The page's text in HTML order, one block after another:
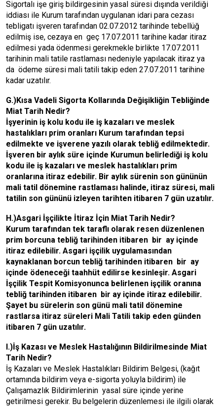
Sigortalı işe giriş bildirgesinin yasal süresi dışında verildiği
iddiası ile Kurum tarafından uygulanan idari para cezası
tebligatı işveren tarafından 02.07.2012 tarihinde tebellüğ
edilmiş ise, cezaya en geç 17.07.2011 tarihine kadar itiraz
edilmesi yada ödenmesi gerekmekle birlikte 17.07.2011
tarihinin mali tatile rastlaması nedeniyle yapılacak itiraz ya
da ödeme süresi mali tatili takip eden 27.07.2011 tarihine
kadar uzatılır.
G.)Kısa Vadeli Sigorta Kollarında Değişikliğin Tebliğinde
Miat Tarih Nedir?
İşyerinin iş kolu kodu ile iş kazaları ve meslek
hastalıkları prim oranları Kurum tarafından tepsi
edilmekte ve işverene yazılı olarak tebliğ edilmektedir.
İşveren bir aylık süre içinde Kurumun belirlediği iş kolu
kodu ile iş kazaları ve meslek hastalıkları prim
oranlarına itiraz edebilir. Bir aylık sürenin son gününün
mali tatil dönemine rastlaması halinde, itiraz süresi, mali
tatilin son gününü izleyen tarihten itibaren 7 gün uzatılır.
H.)Asgari İşçilikte İtiraz İçin Miat Tarih Nedir?
Kurum tarafından tek taraflı olarak resen düzenlenen
prim borcuna tebliğ tarihinden itibaren bir ay içinde
itiraz edilebilir. Asgari işçilik uygulamasından
kaynaklanan borcun tebliğ tarihinden itibaren bir ay
içinde ödeneceği taahhüt edilirse kesinleşir. Asgari
İşçilik Tespit Komisyonunca belirlenen işçilik oranına
tebliğ tarihinden itibaren bir ay içinde itiraz edilebilir.
Şayet bu sürelerin son günü mali tatil dönemine
rastlarsa itiraz süreleri Mali Tatili takip eden günden
itibaren 7 gün uzatılır.
I.)İş Kazası ve Meslek Hastalığının Bildirilmesinde Miat
Tarih Nedir?
İş Kazaları ve Meslek Hastalıkları Bildirim Belgesi, (kağıt
ortamında bildirim veya e-sigorta yoluyla bildirim) ile
Çalışamazlık Bildirimlerinin yasal süre içinde yerine
getirilmesi gerekir. Bu belgelerin düzenlemesi ile ilgili olarak